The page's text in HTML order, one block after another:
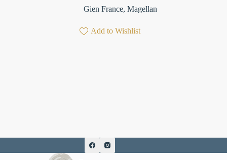
Gien France, Magellan
Add to Wishlist